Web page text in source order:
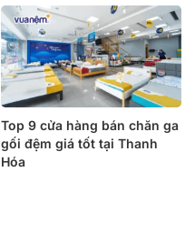
Top 9 cửa hàng bán chăn ga
gối đệm giá tốt tại Thanh
Hóa